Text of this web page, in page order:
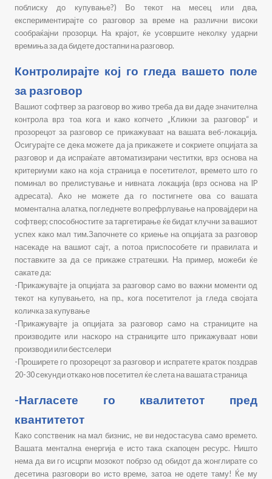
поблиску до купување?) Во текот на месец или два,
експериментирајте со разговор за време на различни високи
сообраќајни прозорци. На крајот, ќе усовршите неколку ударни
времиња за да бидете достапни на разговор.
Контролирајте кој го гледа вашето поле
за разговор
Вашиот софтвер за разговор во живо треба да ви даде значителна
контрола врз тоа кога и како копчето „Кликни за разговор“ и
прозорецот за разговор се прикажуваат на вашата веб-локација.
Осигурајте се дека можете да ја прикажете и сокриете опцијата за
разговор и да испраќате автоматизирани честитки, врз основа на
критериуми како на која страница е посетителот, времето што го
поминал во прелистување и нивната локација (врз основа на IP
адресата). Ако не можете да го постигнете ова со вашата
моментална алатка, погледнете во префрлување на провајдери на
софтвер; способностите за таргетирање ќе бидат клучни за вашиот
успех како мал тим.Започнете со криење на опцијата за разговор
насекаде на вашиот сајт, а потоа приспособете ги правилата и
поставките за да се прикаже стратешки. На пример, можеби ќе
сакате да:
-Прикажувајте ја опцијата за разговор само во важни моменти од
текот на купувањето, на пр., кога посетителот ја гледа својата
количка за купување
-Прикажувајте ја опцијата за разговор само на страниците на
производите или наскоро на страниците што прикажуваат нови
производи или бестселери
-Проширете го прозорецот за разговор и испратете краток поздрав
20-30 секунди откако нов посетител ќе слета на вашата страница
-Нагласете го квалитетот пред
квантитетот
Како сопственик на мал бизнис, не ви недостасува само времето.
Вашата ментална енергија е исто така скапоцен ресурс. Ништо
нема да ви го исцрпи мозокот побрзо од обидот да жонглирате со
десетина разговори во исто време, затоа не одете таму! Ќе му